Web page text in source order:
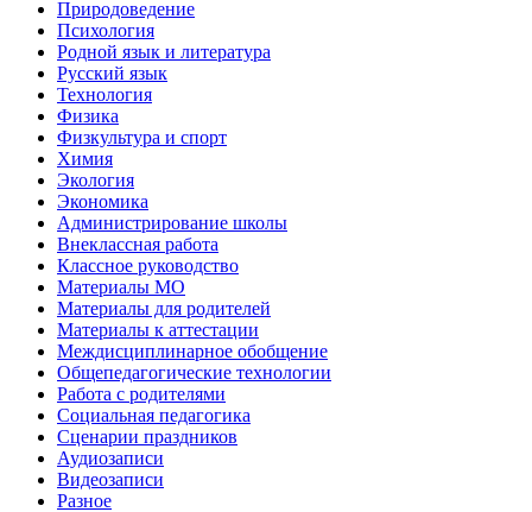
Природоведение
Психология
Родной язык и литература
Русский язык
Технология
Физика
Физкультура и спорт
Химия
Экология
Экономика
Администрирование школы
Внеклассная работа
Классное руководство
Материалы МО
Материалы для родителей
Материалы к аттестации
Междисциплинарное обобщение
Общепедагогические технологии
Работа с родителями
Социальная педагогика
Сценарии праздников
Аудиозаписи
Видеозаписи
Разное